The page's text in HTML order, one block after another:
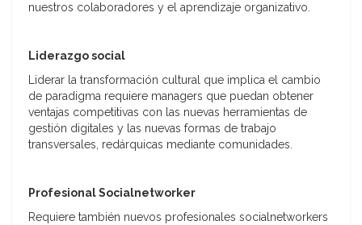
nuestros colaboradores y el aprendizaje organizativo.
Liderazgo social
Liderar la transformación cultural que implica el cambio
de paradigma requiere managers que puedan obtener
ventajas competitivas con las nuevas herramientas de
gestión digitales y las nuevas formas de trabajo
transversales, redárquicas mediante comunidades.
Profesional Socialnetworker
Requiere también nuevos profesionales socialnetworkers